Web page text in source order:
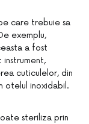
care trebuie sa
exemplu,
a fost
cuticulelor, din
otelul inoxidabil.
steriliza prin